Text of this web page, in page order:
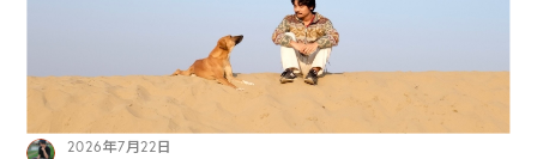
2026年7月22日